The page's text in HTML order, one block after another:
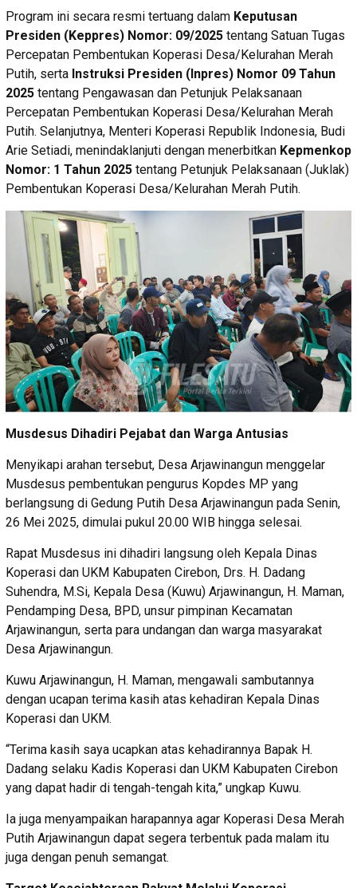
Program ini secara resmi tertuang dalam Keputusan
Presiden (Keppres) Nomor: 09/2025 tentang Satuan Tugas
Percepatan Pembentukan Koperasi Desa/Kelurahan Merah
Putih, serta Instruksi Presiden (Inpres) Nomor 09 Tahun
2025 tentang Pengawasan dan Petunjuk Pelaksanaan
Percepatan Pembentukan Koperasi Desa/Kelurahan Merah
Putih. Selanjutnya, Menteri Koperasi Republik Indonesia, Budi
Arie Setiadi, menindaklanjuti dengan menerbitkan Kepmenkop
Nomor: 1 Tahun 2025 tentang Petunjuk Pelaksanaan (Juklak)
Pembentukan Koperasi Desa/Kelurahan Merah Putih.
Musdesus Dihadiri Pejabat dan Warga Antusias
Menyikapi arahan tersebut, Desa Arjawinangun menggelar
Musdesus pembentukan pengurus Kopdes MP yang
berlangsung di Gedung Putih Desa Arjawinangun pada Senin,
26 Mei 2025, dimulai pukul 20.00 WIB hingga selesai.
Rapat Musdesus ini dihadiri langsung oleh Kepala Dinas
Koperasi dan UKM Kabupaten Cirebon, Drs. H. Dadang
Suhendra, M.Si, Kepala Desa (Kuwu) Arjawinangun, H. Maman,
Pendamping Desa, BPD, unsur pimpinan Kecamatan
Arjawinangun, serta para undangan dan warga masyarakat
Desa Arjawinangun.
Kuwu Arjawinangun, H. Maman, mengawali sambutannya
dengan ucapan terima kasih atas kehadiran Kepala Dinas
Koperasi dan UKM.
“Terima kasih saya ucapkan atas kehadirannya Bapak H.
Dadang selaku Kadis Koperasi dan UKM Kabupaten Cirebon
yang dapat hadir di tengah-tengah kita,” ungkap Kuwu.
Ia juga menyampaikan harapannya agar Koperasi Desa Merah
Putih Arjawinangun dapat segera terbentuk pada malam itu
juga dengan penuh semangat.